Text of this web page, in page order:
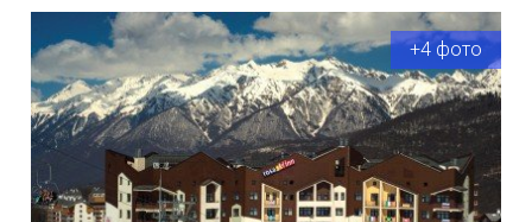
+4 фото